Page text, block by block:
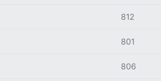
812
801
806